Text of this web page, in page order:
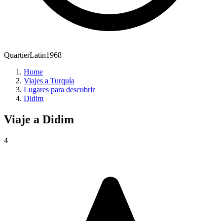
QuartierLatin1968
Home
Viajes a Turquía
Lugares para descubrir
Didim
Viaje a Didim
4